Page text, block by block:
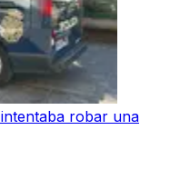
robar una